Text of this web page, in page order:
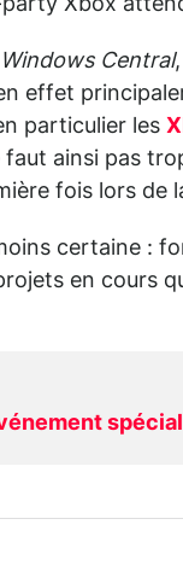
Xbox
Windows Central
effet
particulier les
faut ainsi pas
fois lors de
certaine :
en cours